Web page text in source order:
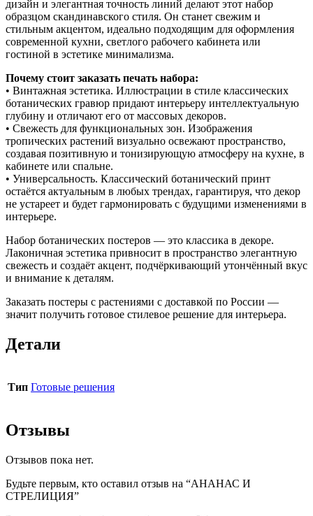
дизайн и элегантная точность линий делают этот набор
образцом скандинавского стиля. Он станет свежим и
стильным акцентом, идеально подходящим для оформления
современной кухни, светлого рабочего кабинета или
гостиной в эстетике минимализма.
Почему стоит заказать печать набора:
• Винтажная эстетика. Иллюстрации в стиле классических
ботанических гравюр придают интерьеру интеллектуальную
глубину и отличают его от массовых декоров.
• Свежесть для функциональных зон. Изображения
тропических растений визуально освежают пространство,
создавая позитивную и тонизирующую атмосферу на кухне, в
кабинете или спальне.
• Универсальность. Классический ботанический принт
остаётся актуальным в любых трендах, гарантируя, что декор
не устареет и будет гармонировать с будущими изменениями в
интерьере.
Набор ботанических постеров — это классика в декоре.
Лаконичная эстетика привносит в пространство элегантную
свежесть и создаёт акцент, подчёркивающий утончённый вкус
и внимание к деталям.
Заказать постеры с растениями с доставкой по России —
значит получить готовое стилевое решение для интерьера.
Детали
Тип Готовые решения
Отзывы
Отзывов пока нет.
Будьте первым, кто оставил отзыв на “АНАНАС И
СТРЕЛИЦИЯ”